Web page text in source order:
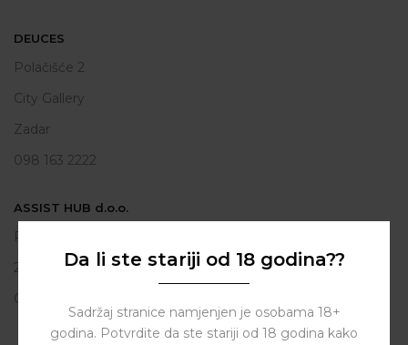
DEUCES
Polačišće 2
City Gallery
Zadar
098 163 2222
ASSIST HUB d.o.o.
Put vrljuge 13
23206 Sukošan
OIB: 80250945864
Da li ste stariji od 18 godina??
Sadržaj stranice namjenjen je osobama 18+
godina. Potvrdite da ste stariji od 18 godina kako